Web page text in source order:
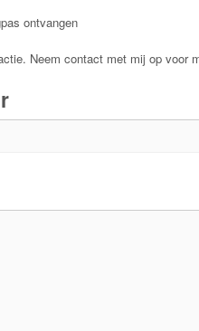
ontvangen
Neem contact met mij op voor